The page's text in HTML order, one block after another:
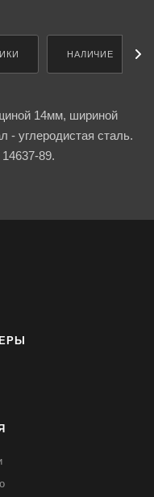
НАЛИЧИЕ
14мм, шириной
- углеродистая сталь.
89.